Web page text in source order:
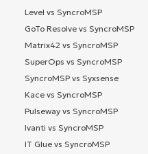
Level vs SyncroMSP
GoTo Resolve vs SyncroMSP
Matrix42 vs SyncroMSP
SuperOps vs SyncroMSP
SyncroMSP vs Syxsense
Kace vs SyncroMSP
Pulseway vs SyncroMSP
Ivanti vs SyncroMSP
IT Glue vs SyncroMSP